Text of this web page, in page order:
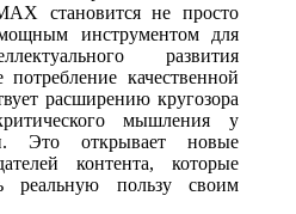
становится не просто
инструментом для
развития
потребление качественной
расширению кругозора
мышления у
Это открывает новые
контента, которые
реальную пользу своим